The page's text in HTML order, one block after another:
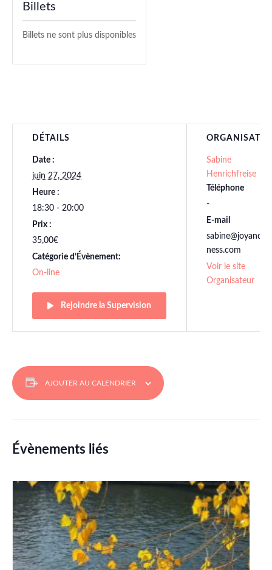
DÉTAILS
Date :
juin 27, 2024
Heure :
18:30 - 20:00
Prix :
35,00€
Catégorie d’Évènement:
On-line
Rejoindre la Supervision
Sabine
Henrichfreise
Téléphone
-
E-mail
ness.com
Voir le site
Organisateur
Billets
Billets ne sont plus disponibles
AJOUTER AU CALENDRIER
Évènements liés